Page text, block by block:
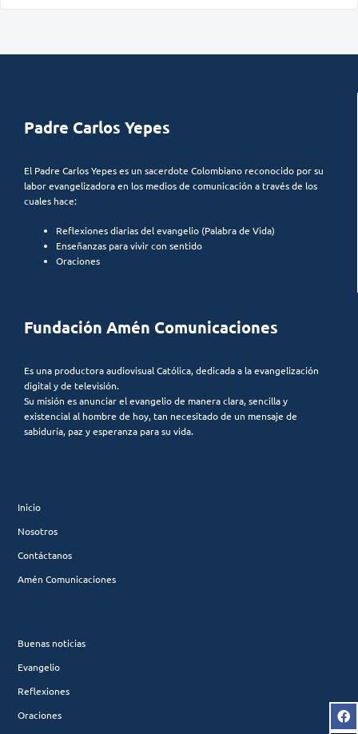
Padre Carlos Yepes
El Padre Carlos Yepes es un sacerdote Colombiano reconocido por su
labor evangelizadora en los medios de comunicación a través de los
cuales hace:
Reflexiones diarias del evangelio (Palabra de Vida)
Enseñanzas para vivir con sentido
Oraciones
Fundación Amén Comunicaciones
Es una productora audiovisual Católica, dedicada a la evangelización
digital y de televisión.
Su misión es anunciar el evangelio de manera clara, sencilla y
existencial al hombre de hoy, tan necesitado de un mensaje de
sabiduría, paz y esperanza para su vida.
Inicio
Nosotros
Contáctanos
Amén Comunicaciones
Buenas noticias
Evangelio
Reflexiones
Oraciones